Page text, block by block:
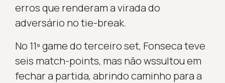
erros que renderam a virada do
adversário no tie-break.
No 11º game do terceiro set, Fonseca teve
seis match-points, mas não wssultou em
fechar a partida, abrindo caminho para a